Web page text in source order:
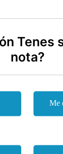
Tenes
nota?